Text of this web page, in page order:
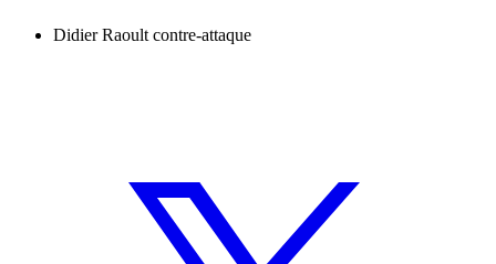
Didier Raoult contre-attaque